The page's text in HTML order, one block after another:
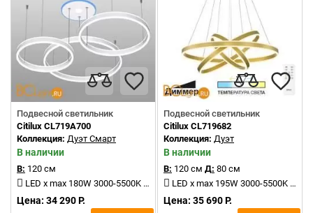
Подвесной светильник
Citilux CL719A700
Коллекция: Дуэт Смарт
В наличии
В: 120 см
LED x max 180W 3000-5500K 12000Lm
Цена: 34 290 Р.
Подвесной светильник
Citilux CL719682
Коллекция: Дуэт
В наличии
В: 120 см Д: 80 см
LED x max 195W 3000-5500K 11000Lm
Цена: 35 690 Р.